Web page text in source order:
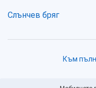
Слънчев бряг
Към